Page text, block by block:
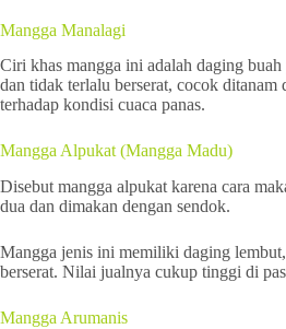
Mangga Manalagi
Ciri khas mangga ini adalah daging buah
dan tidak terlalu berserat, cocok ditanam
terhadap kondisi cuaca panas.
Mangga Alpukat (Mangga Madu)
Disebut mangga alpukat karena cara
dua dan dimakan dengan sendok.
Mangga jenis ini memiliki daging
berserat. Nilai jualnya cukup tinggi di
Mangga Arumanis